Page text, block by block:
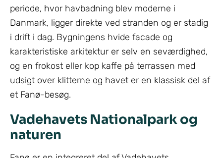
periode, hvor havbadning blev moderne i
Danmark, ligger direkte ved stranden og er stadig
i drift i dag. Bygningens hvide facade og
karakteristiske arkitektur er selv en seværdighed,
og en frokost eller kop kaffe på terrassen med
udsigt over klitterne og havet er en klassisk del af
et Fanø-besøg.
Vadehavets Nationalpark og
naturen